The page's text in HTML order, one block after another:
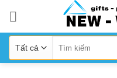
content